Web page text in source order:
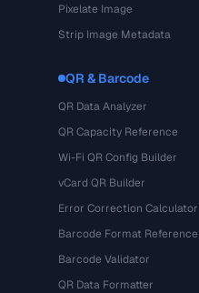
Pixelate Image
Strip Image Metadata
QR & Barcode
QR Data Analyzer
QR Capacity Reference
Wi-Fi QR Config Builder
vCard QR Builder
Error Correction Calculator
Barcode Format Reference
Barcode Validator
QR Data Formatter